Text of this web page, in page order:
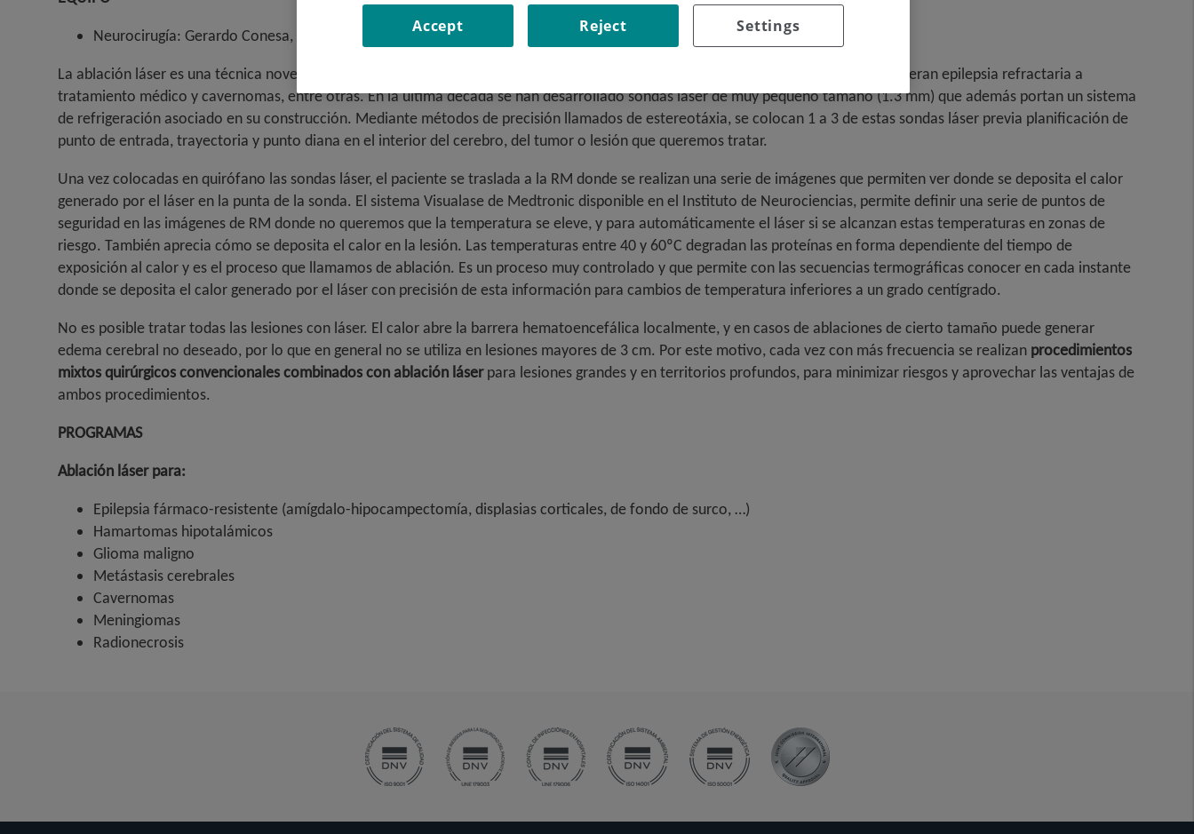
Neurocirugía: Gerardo Conesa, Jose Hinojosa
La ablación láser es una técnica novedosa que permite tratar una larga lista de tumores, de lesiones por radioterapia, zonas que generan epilepsia refractaria a
tratamiento médico y cavernomas, entre otras. En la última década se han desarrollado sondas láser de muy pequeño tamaño (1.3 mm) que además portan un sistema
de refrigeración asociado en su construcción. Mediante métodos de precisión llamados de estereotáxia, se colocan 1 a 3 de estas sondas láser previa planificación de
punto de entrada, trayectoria y punto diana en el interior del cerebro, del tumor o lesión que queremos tratar.
Una vez colocadas en quirófano las sondas láser, el paciente se traslada a la RM donde se realizan una serie de imágenes que permiten ver donde se deposita el calor
generado por el láser en la punta de la sonda. El sistema Visualase de Medtronic disponible en el Instituto de Neurociencias, permite definir una serie de puntos de
seguridad en las imágenes de RM donde no queremos que la temperatura se eleve, y para automáticamente el láser si se alcanzan estas temperaturas en zonas de
riesgo. También aprecia cómo se deposita el calor en la lesión. Las temperaturas entre 40 y 60ºC degradan las proteínas en forma dependiente del tiempo de
exposición al calor y es el proceso que llamamos de ablación. Es un proceso muy controlado y que permite con las secuencias termográficas conocer en cada instante
donde se deposita el calor generado por el láser con precisión de esta información para cambios de temperatura inferiores a un grado centígrado.
No es posible tratar todas las lesiones con láser. El calor abre la barrera hematoencefálica localmente, y en casos de ablaciones de cierto tamaño puede generar
edema cerebral no deseado, por lo que en general no se utiliza en lesiones mayores de 3 cm. Por este motivo, cada vez con más frecuencia se realizan procedimientos
mixtos quirúrgicos convencionales combinados con ablación láserpara lesiones grandes y en territorios profundos, para minimizar riesgos y aprovechar las ventajas de
ambos procedimientos.
PROGRAMAS
Ablación láser para:
Epilepsia fármaco-resistente (amígdalo-hipocampectomía, displasias corticales, de fondo de surco, …)
Hamartomas hipotalámicos
Glioma maligno
Metástasis cerebrales
Cavernomas
Meningiomas
Radionecrosis
Settings
Reject
Accept